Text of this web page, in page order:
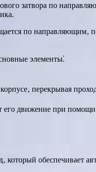
затвора по
по направляющим‚
элементы⁚
перекрывая
его движение при
который обеспечивает